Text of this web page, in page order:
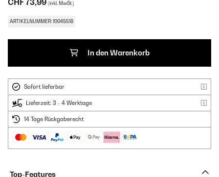
CHF 73,99 (inkl. MwSt.)
ARTIKELNUMMER: 10045518
In den Warenkorb
Sofort lieferbar
Lieferzeit: 3 - 4 Werktage
14 Tage Rückgaberecht
Top-Features